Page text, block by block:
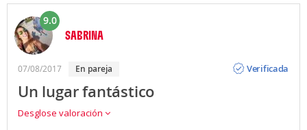
9.0
SABRINA
07/08/2017 en pareja
Verificada
Un lugar fantástico
Desglose valoración